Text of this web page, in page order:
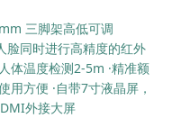
三脚架高低可调
脸同时进行高精度的红外
体温度检测2-5m ·精准额
用方便 ·自带7寸液晶屏，
外接大屏